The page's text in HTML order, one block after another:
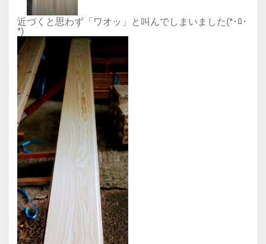
近づくと思わず「ワオッ」と叫んでしまいました(*･ﾛ･
*)